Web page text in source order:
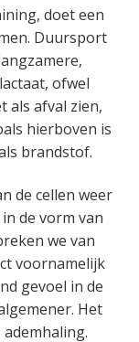
doet een
Duursport
ofwel
als afval zien,
hierboven is
brandstof.
de cellen weer
de vorm van
we van
voornamelijk
gevoel in de
Het